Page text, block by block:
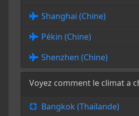
Shanghai (Chine)
Pékin (Chine)
Shenzhen (Chine)
Voyez comment le climat a
Bangkok (Thaïlande)